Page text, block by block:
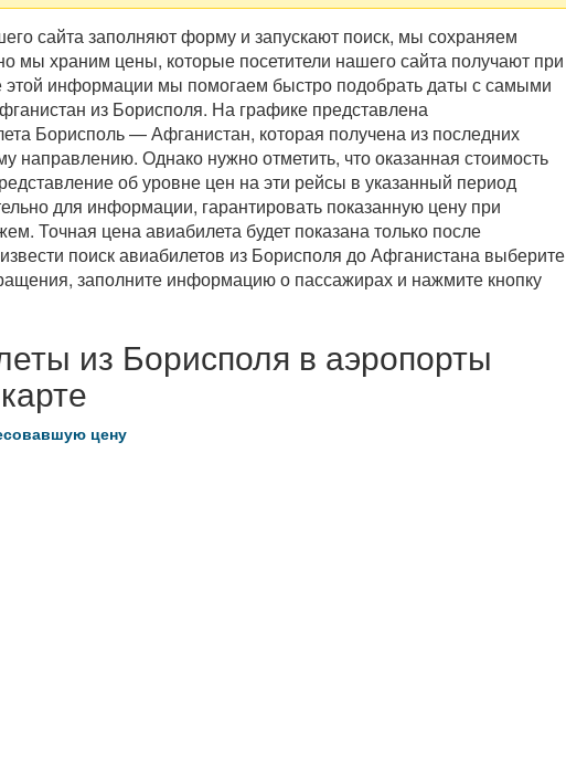
сайта заполняют форму и запускают поиск, мы сохраняем
мы храним цены, которые посетители нашего сайта получают при
этой информации мы помогаем быстро подобрать даты с самыми
из Борисполя. На графике представлена
Борисполь — Афганистан, которая получена из последних
направлению. Однако нужно отметить, что оказанная стоимость
об уровне цен на эти рейсы в указанный период
для информации, гарантировать показанную цену при
Точная цена авиабилета будет показана только после
поиск авиабилетов из Борисполя до Афганистана выберите
заполните информацию о пассажирах и нажмите кнопку
из Борисполя в аэропорты
цену